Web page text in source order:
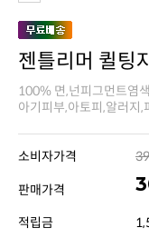
젠틀리머 퀼팅
아기피부,아토피,알러지,
소비자가격
판매가격
적립금